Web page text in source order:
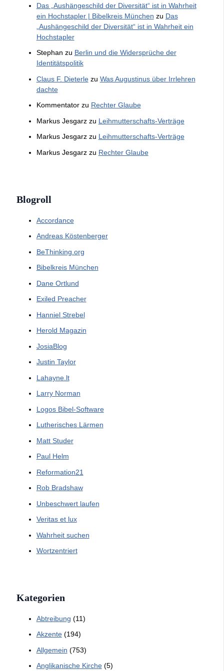
Das „Aushängeschild der Diversität“ ist in Wahrheit
ein Hochstapler | Bibelkreis München zu Das
„Aushängeschild der Diversität“ ist in Wahrheit ein
Hochstapler
Stephan zu Berlin und die Widersprüche der
Identitätspolitik
Claus F. Dieterlezu Was Augustinus über Irrlehren
dachte
Kommentatorzu Rechter Glaube
Markus Jesgarzzu Leihmutterschafts-Verträge
Markus Jesgarzzu Leihmutterschafts-Verträge
Markus Jesgarzzu Rechter Glaube
Blogroll
Accordance
Andreas Köstenberger
BeThinking.org
Bibelkreis München
Dane Ortlund
Exiled Preacher
Hanniel Strebel
Herold Magazin
JosiaBlog
Justin Taylor
Lahayne.lt
Larry Norman
Logos Bibel-Software
Lutherisches Lärmen
Matt Studer
Paul Helm
Reformation21
Rob Bradshaw
Unbeschwert laufen
Veritas et lux
Wahrheit suchen
Wortzentriert
Kategorien
Abtreibung (11)
Akzente(194)
Allgemein (753)
Anglikanische Kirche(5)